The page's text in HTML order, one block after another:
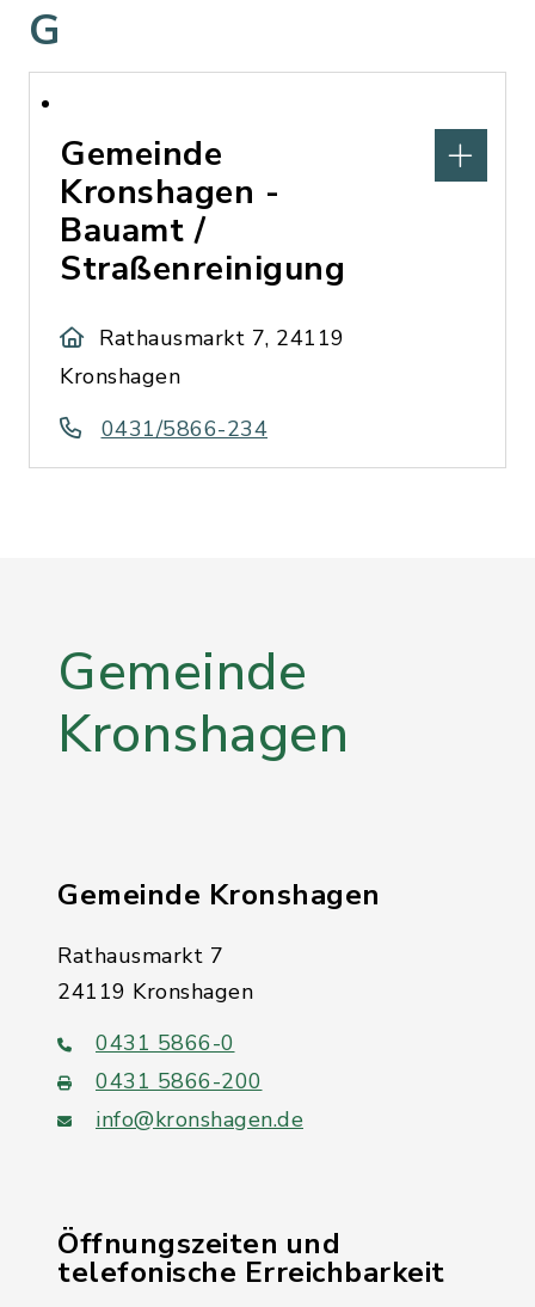
G
Gemeinde
Kronshagen -
Bauamt /
Straßenreinigung
Rathausmarkt 7, 24119
Kronshagen
0431/5866-234
Gemeinde
Kronshagen
Gemeinde Kronshagen
Rathausmarkt 7
24119 Kronshagen
0431 5866-0
0431 5866-200
info@kronshagen.de
Öffnungszeiten und
telefonische Erreichbarkeit